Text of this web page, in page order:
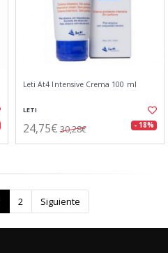
Leti At4 Intensive Crema 100 ml
LETI
24,75€ 30,28€ - 18%
2 Siguiente